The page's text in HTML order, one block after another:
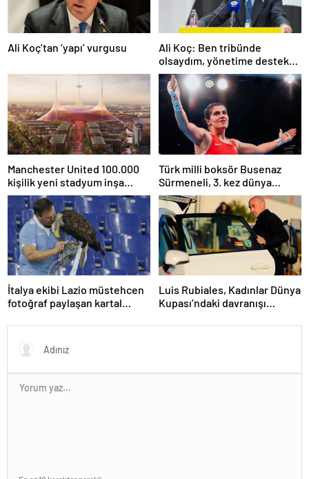
Ali Koç’tan ‘yapı’ vurgusu
Ali Koç: Ben tribünde
olsaydım, yönetime destek
olurdum
Manchester United 100.000
kişilik yeni stadyum inşa
etmeyi planlıyor
Türk milli boksör Busenaz
Sürmeneli, 3. kez dünya
şampiyonu oldu
İtalya ekibi Lazio müstehcen
fotoğraf paylaşan kartal
Luis Rubiales, Kadınlar Dünya
Kupası’ndaki davranışı
suçlu bulundu